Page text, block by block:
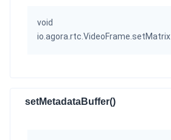
void
io.agora.rtc.VideoFrame.setMatrix
setMetadataBuffer()